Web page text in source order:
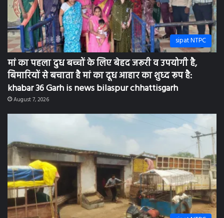
sipat NTPC
मां का पहला दुध बच्चों के लिए बेहद जरूरी व उपयोगी है,
बिमारियों से बचाता है मां का दूध आहार का शुध्द रूप है:
khabar 36 Garh is news bilaspur chhattisgarh
August 7, 2026
sipat NTPC